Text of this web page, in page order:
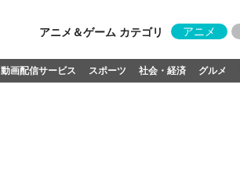
アニメ＆ゲーム カテゴリ アニメ
動画配信サービス スポーツ 社会・経済 グルメ